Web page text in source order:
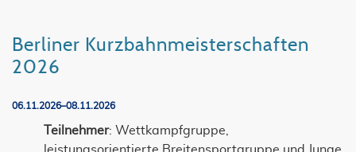
Berliner Kurzbahnmeisterschaften
2026
06.11.2026–08.11.2026
Teilnehmer: Wettkampfgruppe,